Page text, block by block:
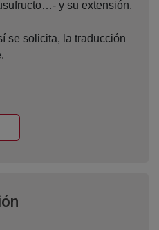
y su extensión,
se solicita, la traducción
nueva